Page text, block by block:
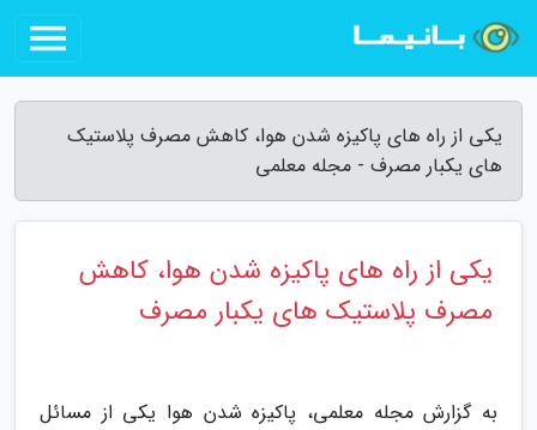
یکی از راه های پاکیزه شدن هوا، کاهش مصرف پلاستیک
های یکبار مصرف - مجله معلمی
یکی از راه های پاکیزه شدن هوا، کاهش
مصرف پلاستیک های یکبار مصرف
به گزارش مجله معلمی، پاکیزه شدن هوا یکی از مسائل